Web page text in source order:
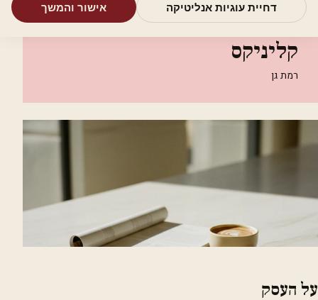
Personal Clinics - פרסונל
קליניקס
רמת גן
על העסק
דחיית עוגיות אנליטיקה אישור והמשך